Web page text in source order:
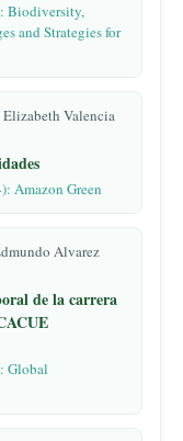
Biodiversity,
and Strategies for
Elizabeth Valencia
Amazon Green
Alvarez
de la carrera
Global